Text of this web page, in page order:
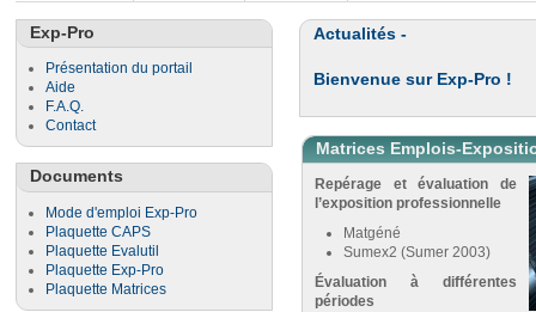
Exp-Pro
Présentation du portail
Aide
F.A.Q.
Contact
Documents
Mode d'emploi Exp-Pro
Plaquette CAPS
Plaquette Evalutil
Plaquette Exp-Pro
Plaquette Matrices
Actualités -
Bienvenue sur Exp-Pro !
Matrices Emplois-
Repérage et évaluation de
l’exposition professionnelle
Matgéné
Sumex2 (Sumer 2003)
Évaluation à différentes
périodes